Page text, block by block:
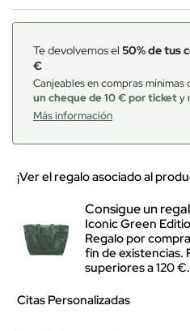
Te devolvemos el 50% de tus
€
Canjeables en compras
un cheque de 10 € por tickety
Más información
¡Ver el regalo asociado al
Consigue un
Iconic Green
Regalo por
fin de existencias.
superiores a 120 €.
Citas Personalizadas